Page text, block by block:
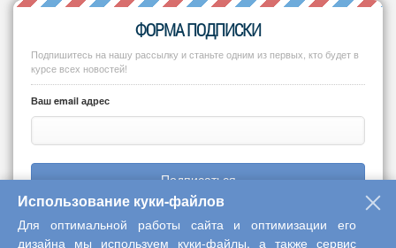
ФОРМА ПОДПИСКИ
Подпишитесь на нашу рассылку и станьте одним из первых, кто будет в
курсе всех новостей!
Ваш email адрес
Подписаться
Использование куки-файлов
Для оптимальной работы сайта и оптимизации его
дизайна мы используем куки-файлы, а также сервис